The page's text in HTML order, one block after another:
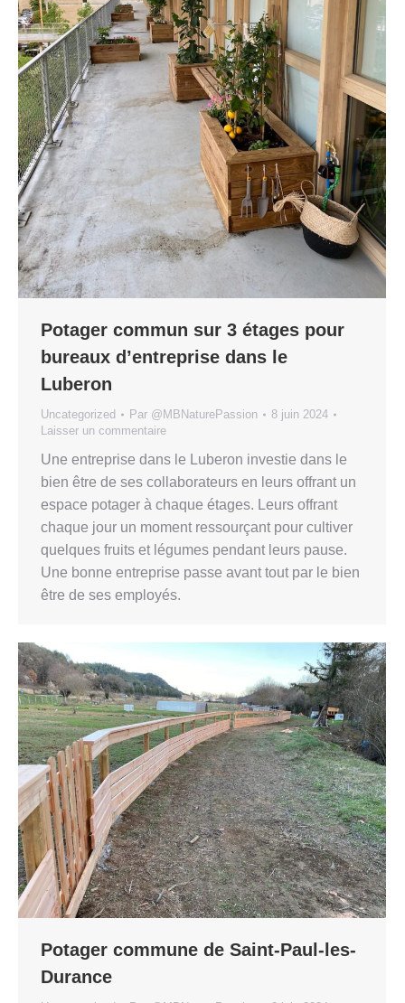
Potager commun sur 3 étages pour
bureaux d’entreprise dans le
Luberon
Uncategorized Par @MBNaturePassion
8 juin 2024
Laisser un commentaire
Une entreprise dans le Luberon investie dans le
bien être de ses collaborateurs en leurs offrant un
espace potager à chaque étages. Leurs offrant
chaque jour un moment ressourçant pour cultiver
quelques fruits et légumes pendant leurs pause.
Une bonne entreprise passe avant tout par le bien
être de ses employés.
Potager commune de Saint-Paul-les-
Durance